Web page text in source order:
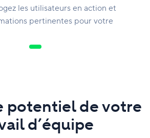
les utilisateurs en action et
pertinentes pour votre
potentiel de votre
d’équipe